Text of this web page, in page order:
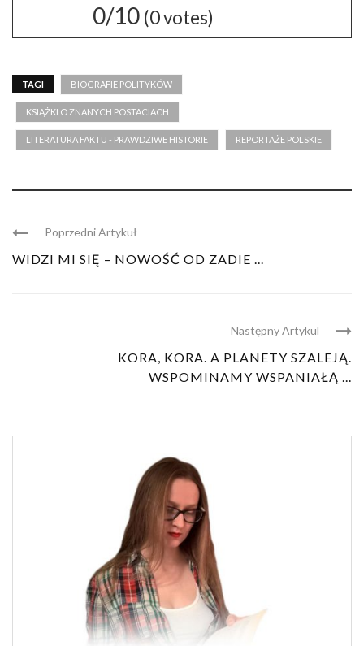
0/10 (0votes)
TAGI BIOGRAFIE POLITYKÓW
KSIĄŻKI O ZNANYCH POSTACIACH
LITERATURA FAKTU - PRAWDZIWE HISTORIE REPORTAŻE POLSKIE
Poprzedni Artykuł
WIDZI MI SIĘ – NOWOŚĆ OD ZADIE ...
Następny Artykul
KORA, KORA. A PLANETY SZALEJĄ.
WSPOMINAMY WSPANIAŁĄ ...